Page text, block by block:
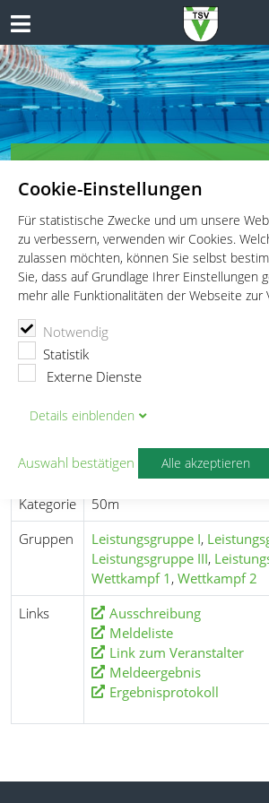
Cookie-Einstellungen
Für statistische Zwecke und um unsere
zu verbessern, verwenden wir Cookies.
zulassen möchten, können Sie selbst
Sie, dass auf Grundlage Ihrer Einstellungen
mehr alle Funktionalitäten der Webseite zur
Notwendig
Statistik
Externe Dienste
Details einblenden
Auswahl bestätigen Alle akzeptieren
Schwimmen für Wettkämpfer,
Freizeitschwimmer
TSV Vaterstetten e.V.
Kreismeisterschaften Langbahn
Kreismeisterschaften
Ort
Freibad Erding
Kategorie
50m
Gruppen
Leistungsgruppe I,
Leistungsgruppe III,
Wettkampf 1 , Wettkampf 2
Links
Ausschreibung
Meldeliste
Link zum Veranstalter
Meldeergebnis
Ergebnisprotokoll